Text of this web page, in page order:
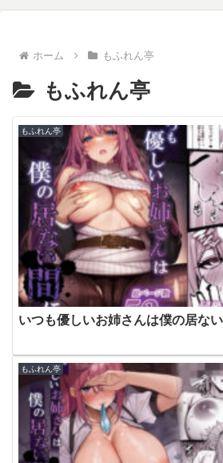
ホーム もふれん亭
もふれん亭
もふれん亭
いつも優しいお姉さんは僕の居な
もふれん亭